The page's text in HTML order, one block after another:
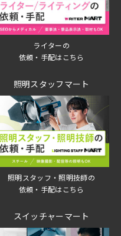
ライターの
依頼・手配はこちら
照明スタッフマート
照明スタッフ・照明技師の
依頼・手配はこちら
スイッチャーマート